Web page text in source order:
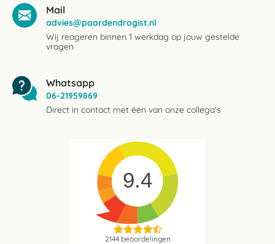
Mail
advies@paardendrogist.nl
Wij reageren binnen 1 werkdag op jouw gestelde
vragen
Whatsapp
06-21959869
Direct in contact met één van onze collega's
9.4
2144beoordelingen